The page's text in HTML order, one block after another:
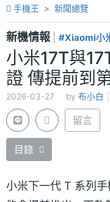
手機王 新聞總覽
新機情報 #Xiaomi小
小米17T與
證 傳提前到
2026-03-27 by 布小白
留言
目錄
小米下一代 T 系列